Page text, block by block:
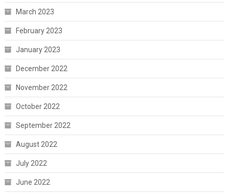
March 2023
February 2023
January 2023
December 2022
November 2022
October 2022
September 2022
August 2022
July 2022
June 2022